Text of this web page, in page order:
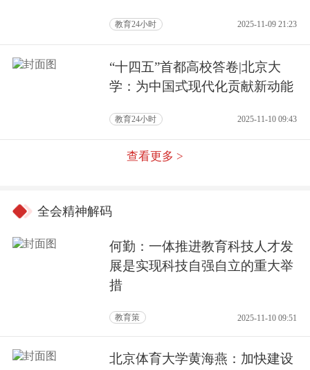
教育24小时 2025-11-09 21:23
“十四五”首都高校答卷|北京大
学：为中国式现代化贡献新动能
教育24小时 2025-11-10 09:43
查看更多 >
全会精神解码
何勤：一体推进教育科技人才发
展是实现科技自强自立的重大举
措
教育策 2025-11-10 09:51
北京体育大学黄海燕：加快建设